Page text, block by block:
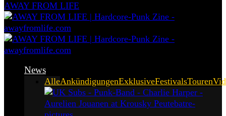
AWAY FROM LIFE
News
AlleAnkündigungenExklusiveFestivalsTouren